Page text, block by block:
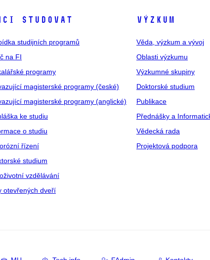
STUDOVAT
studijních programů
na FI
programy
magisterské programy (české)
magisterské programy (anglické)
ke studiu
o studiu
řízení
studium
vzdělávání
otevřených dveří
VÝZKUM
Věda, výzkum a vývoj
Oblasti výzkumu
Výzkumné skupiny
Doktorské studium
Publikace
Přednášky a
Vědecká rada
Projektová podpora